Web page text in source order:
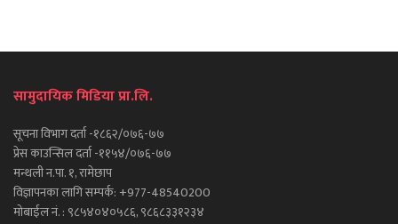
सामुदायिक मिडिया प्रा.लि.
सूचना विभाग दर्ता -१८६२/०७६-७७
प्रेस काउन्सिल दर्ता -११५४/०७६-७७
मन्थली न.पा. १, रामेछाप
विज्ञापनका लागि सम्पर्क: +977-48540200
मोबाईल नं. : ९८५४०४०५८६, ९८६८३३१२३४